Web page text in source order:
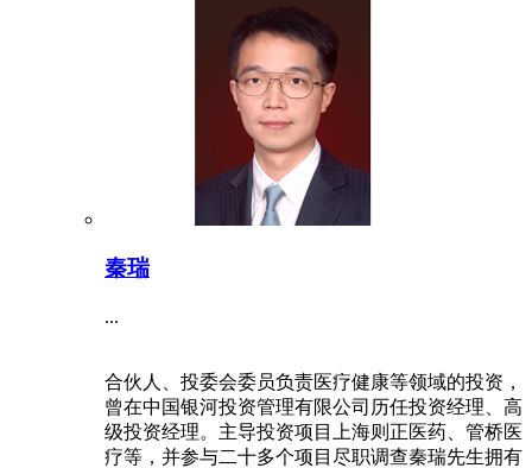
秦瑞
...
合伙人、投委会委员负责医疗健康等领域的投资，
曾在中国银河投资管理有限公司历任投资经理、高
级投资经理。主导投资项目上海则正医药、管桥医
疗等，并参与二十多个项目尽职调查秦瑞先生拥有